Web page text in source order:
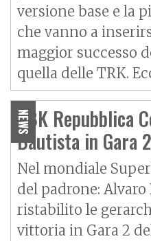
versione base e la
che vanno a
maggior successo
quella delle TRK.
NEWS
SBK Repubblica
Bautista in Gara 2
Nel mondiale
del padrone: Alvaro
ristabilito le
vittoria in Gara 2